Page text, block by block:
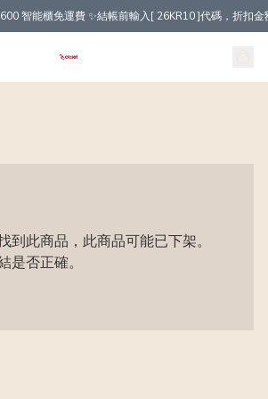
智能櫃免運費 ✨結帳前輸入[ 26KR10 ]代碼，折扣金
到此商品，此商品可能已下架。
是否正確。